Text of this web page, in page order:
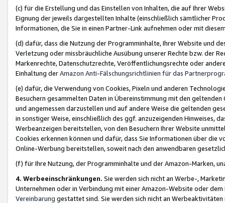
(c) für die Erstellung und das Einstellen von Inhalten, die auf Ihrer
Eignung der jeweils dargestellten Inhalte (einschließlich sämtlicher
Informationen, die Sie in einen Partner-Link aufnehmen oder mit
(d) dafür, dass die Nutzung der Programminhalte, Ihrer Website und
Verletzung oder missbräuchliche Ausübung unserer Rechte bzw. der
Markenrechte, Datenschutzrechte, Veröffentlichungsrechte oder
Einhaltung derAmazon Anti-Fälschungsrichtlinien für das
(e) dafür, die Verwendung von Cookies, Pixeln und anderen
Besuchern gesammelten Daten in Übereinstimmung mit den
und angemessen darzustellen und auf andere Weise die geltenden
in sonstiger Weise, einschließlich des ggf. anzuzeigenden Hinweises,
Werbeanzeigen bereitstellen, von den Besuchern Ihrer Website
Cookies erkennen können und dafür, dass Sie Informationen über die
Online-Werbung bereitstellen, soweit nach den anwendbaren
(f) für Ihre Nutzung, der Programminhalte und der Amazon-Marken,
4. Werbeeinschränkungen. Sie werden sich nicht an Werbe-,
Unternehmen oder in Verbindung mit einer Amazon-Website oder
Vereinbarung gestattet sind. Sie werden sich nicht an